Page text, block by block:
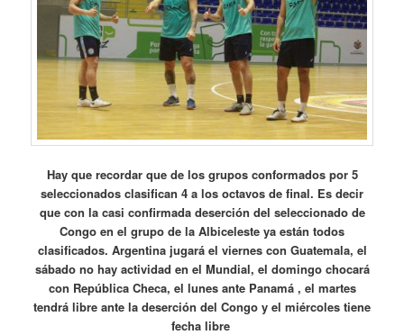
Hay que recordar que de los grupos conformados por 5
seleccionados clasifican 4 a los octavos de final. Es decir
que con la casi confirmada deserción del seleccionado de
Congo en el grupo de la Albiceleste ya están todos
clasificados. Argentina jugará el viernes con Guatemala, el
sábado no hay actividad en el Mundial, el domingo chocará
con República Checa, el lunes ante Panamá , el martes
tendrá libre ante la deserción del Congo y el miércoles tiene
fecha libre